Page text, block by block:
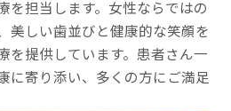
を担当します。女性ならではの
美しい歯並びと健康的な笑顔を
を提供しています。患者さん一
に寄り添い、多くの方にご満足